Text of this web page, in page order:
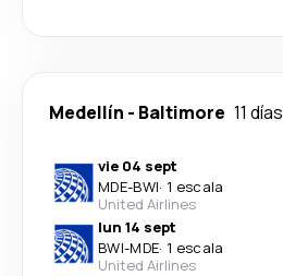
Medellín - Baltimore 11 días
vie 04 sept
MDE-BWI· 1 escala
United Airlines
lun 14 sept
BWI-MDE· 1 escala
United Airlines